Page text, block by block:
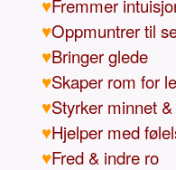
♥Fremmer
♥Oppmuntrer til
♥Bringer glede
♥Skaper rom for
♥Styrker minnet
♥Hjelper med
♥Fred & indre ro